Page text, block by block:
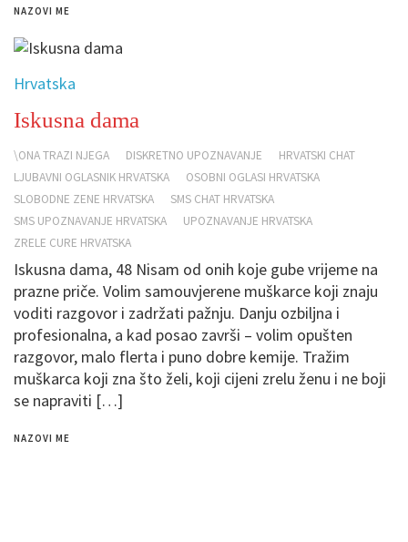
NAZOVI ME
Hrvatska
Iskusna dama
\ONA TRAZI NJEGA DISKRETNO UPOZNAVANJE
HRVATSKI CHAT
LJUBAVNI OGLASNIK HRVATSKA
OSOBNI OGLASI HRVATSKA
SLOBODNE ZENE HRVATSKA
SMS CHAT HRVATSKA
SMS UPOZNAVANJE HRVATSKA
UPOZNAVANJE HRVATSKA
ZRELE CURE HRVATSKA
Iskusna dama, 48 Nisam od onih koje gube vrijeme na
prazne priče. Volim samouvjerene muškarce koji znaju
voditi razgovor i zadržati pažnju. Danju ozbiljna i
profesionalna, a kad posao završi – volim opušten
razgovor, malo flerta i puno dobre kemije. Tražim
muškarca koji zna što želi, koji cijeni zrelu ženu i ne boji
se napraviti […]
NAZOVI ME